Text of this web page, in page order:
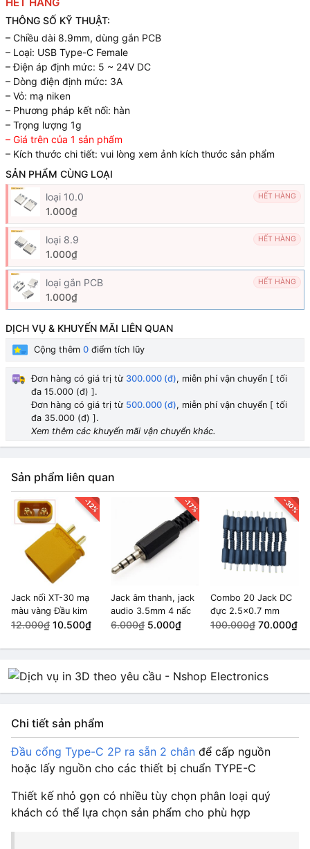
THÔNG SỐ KỸ THUẬT:
– Chiều dài 8.9mm, dùng gắn PCB
– Loại: USB Type-C Female
– Điện áp định mức: 5 ~ 24V DC
– Dòng điện định mức: 3A
– Vỏ: mạ niken
– Phương pháp kết nối: hàn
– Trọng lượng 1g
– Giá trên của 1 sản phẩm
– Kích thước chi tiết: vui lòng xem ảnh kích thước sản phẩm
SẢN PHẨM CÙNG LOẠI
loại 10.0
HẾT HÀNG
1.000₫
loại 8.9 HẾT HÀNG
1.000₫
loại gắn PCB HẾT HÀNG
1.000₫
DỊCH VỤ & KHUYẾN MÃI LIÊN QUAN
Cộng thêm 0 điểm tích lũy
Đơn hàng có giá trị từ 300.000 (đ), miễn phí vận chuyển [ tối
đa 15.000 (đ) ].
Đơn hàng có giá trị từ 500.000 (đ), miễn phí vận chuyển [ tối
đa 35.000 (đ) ].
Xem thêm các khuyến mãi vận chuyển khác.
Sản phẩm liên quan
-12%
Jack nối XT-30 mạ
màu vàng Đầu kim
12.000₫ 10.500₫
-17%
Jack âm thanh, jack
audio 3.5mm 4 nấc
6.000₫ 5.000₫
-30%
Combo 20 Jack DC
đực 2.5x0.7 mm
100.000₫ 70.000₫
Chi tiết sản phẩm
Đầu cổng Type-C 2P ra sẵn 2 chân để cấp nguồn
hoặc lấy nguồn cho các thiết bị chuẩn TYPE-C
Thiết kế nhỏ gọn có nhiều tùy chọn phân loại quý
khách có thể lựa chọn sản phẩm cho phù hợp